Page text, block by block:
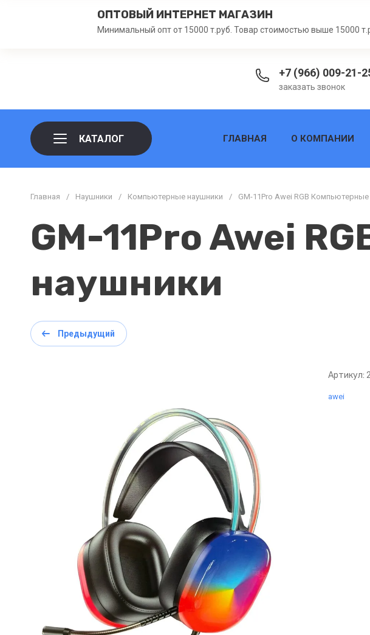
ОПТОВЫЙ ИНТЕРНЕТ МАГАЗИН
Минимальный опт от 15000 т.руб. Товар стоимостью выше 15000
+7 (966) 009-21-
заказать звонок
КАТАЛОГ ГЛАВНАЯ О КОМПАНИИ
Главная / Наушники / Компьютерные наушники / GM-11Pro Awei RGB
GM-11Pro Awei
наушники
Предыдущий
Артикул:
awei